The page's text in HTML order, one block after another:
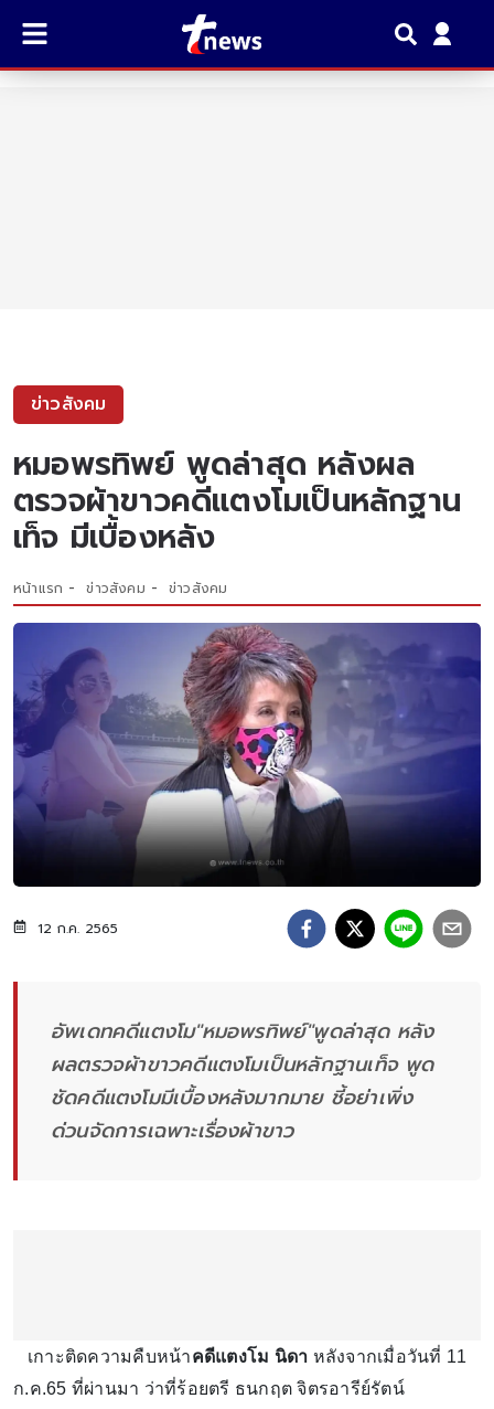
ข่าวสังคม
หมอพรทิพย์ พูดล่าสุด หลังผล
ตรวจผ้าขาวคดีแตงโมเป็นหลักฐาน
เท็จ มีเบื้องหลัง
หน้าแรก ข่าวสังคม ข่าวสังคม
12 ก.ค. 2565
อัพเดทคดีแตงโม"หมอพรทิพย์"พูดล่าสุด หลัง
ผลตรวจผ้าขาวคดีแตงโมเป็นหลักฐานเท็จ พูด
ชัดคดีแตงโมมีเบื้องหลังมากมาย ชี้อย่าเพิ่ง
ด่วนจัดการเฉพาะเรื่องผ้าขาว
เกาะติดความคืบหน้าคดีแตงโม นิดา หลังจากเมื่อวันที่ 11
ก.ค.65 ที่ผ่านมา ว่าที่ร้อยตรี ธนกฤต จิตรอารีย์รัตน์